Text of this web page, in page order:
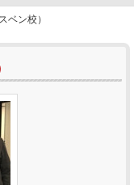
ベン校）